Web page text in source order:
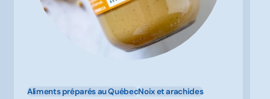
Aliments préparés au QuébecNoix et arachides